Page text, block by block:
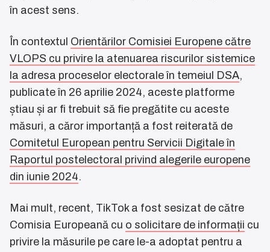
în acest sens.
În contextul Orientărilor Comisiei Europene către
VLOPS cu privire la atenuarea riscurilor sistemice
la adresa proceselor electorale în temeiul DSA,
publicate în 26 aprilie 2024, aceste platforme
știau și ar fi trebuit să fie pregătite cu aceste
măsuri, a căror importanță a fost reiterată de
Comitetul European pentru Servicii Digitale în
Raportul postelectoral privind alegerile europene
din iunie 2024.
Mai mult, recent, TikTok a fost sesizat de către
Comisia Europeană cu o solicitare de informații cu
privire la măsurile pe care le-a adoptat pentru a